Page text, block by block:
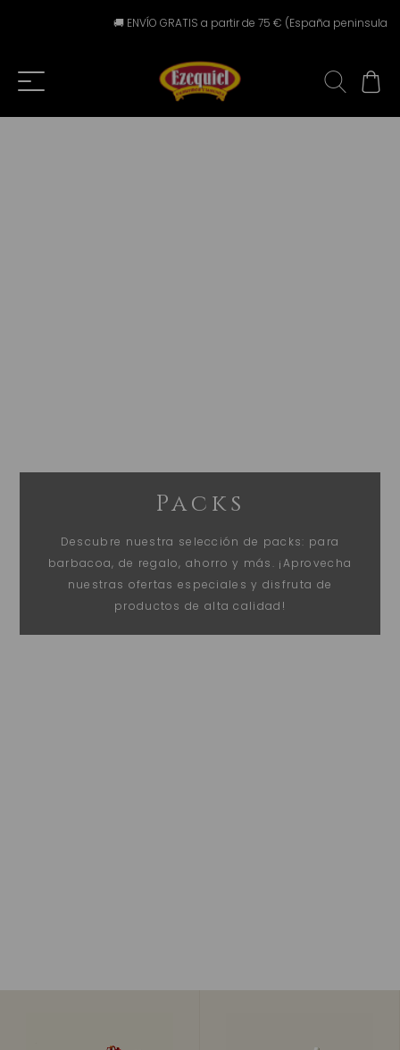
🚚 ENVÍO GRATIS a partir de 75 € (España peninsular) ⚠️
Packs
Descubre nuestra selección de packs: para
barbacoa, de regalo, ahorro y más. ¡Aprovecha
nuestras ofertas especiales y disfruta de
productos de alta calidad!